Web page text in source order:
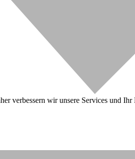
verbessern wir unsere Services und